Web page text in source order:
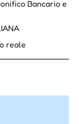
Bancario e
reale